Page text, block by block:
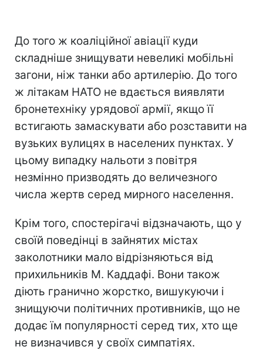
До того ж коаліційної авіації куди
складніше знищувати невеликі мобільні
загони, ніж танки або артилерію. До того
ж літакам НАТО не вдається виявляти
бронетехніку урядової армії, якщо її
встигають замаскувати або розставити на
вузьких вулицях в населених пунктах. У
цьому випадку нальоти з повітря
незмінно призводять до величезного
числа жертв серед мирного населення.
Крім того, спостерігачі відзначають, що у
своїй поведінці в зайнятих містах
заколотники мало відрізняються від
прихильників М. Каддафі. Вони також
діють гранично жорстко, вишукуючи і
знищуючи політичних противників, що не
додає їм популярності серед тих, хто ще
не визначився у своїх симпатіях.